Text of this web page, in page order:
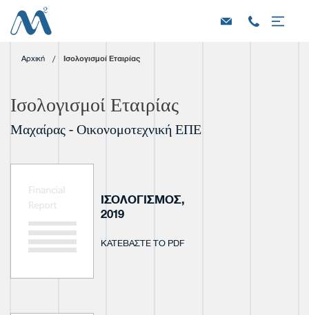
Αρχική / Ισολογισμοί Εταιρίας
Ισολογισμοί Εταιρίας
Μαχαίρας - Οικονομοτεχνική ΕΠΕ
ΙΣΟΛΟΓΙΣΜΟΣ,
2019
ΚΑΤΕΒΑΣΤΕ ΤΟ PDF